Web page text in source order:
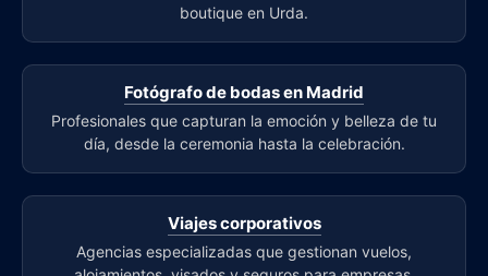
boutique en Urda.
Fotógrafo de bodas en Madrid
Profesionales que capturan la emoción y belleza de tu
día, desde la ceremonia hasta la celebración.
Viajes corporativos
Agencias especializadas que gestionan vuelos,